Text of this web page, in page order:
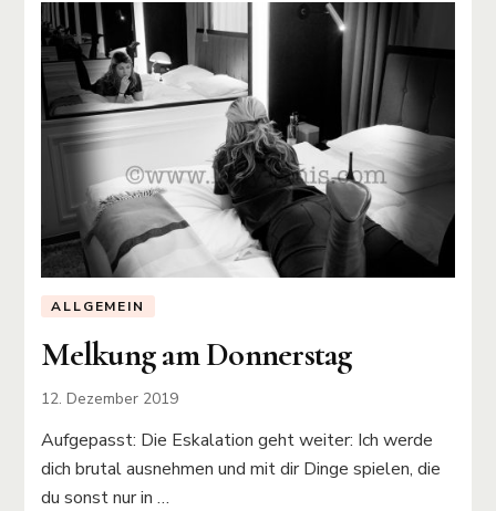
ALLGEMEIN
Melkung am Donnerstag
12. Dezember 2019
Aufgepasst: Die Eskalation geht weiter: Ich werde
dich brutal ausnehmen und mit dir Dinge spielen, die
du sonst nur in …